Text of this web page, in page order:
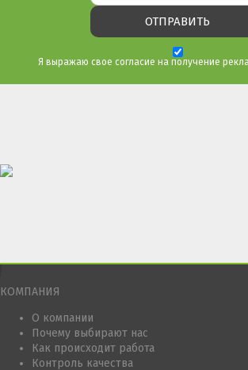
Я выражаю свое согласие на получение
КОМПАНИЯ
О компании
Почему выбирают нас
Как происходит работа
Контроль качества